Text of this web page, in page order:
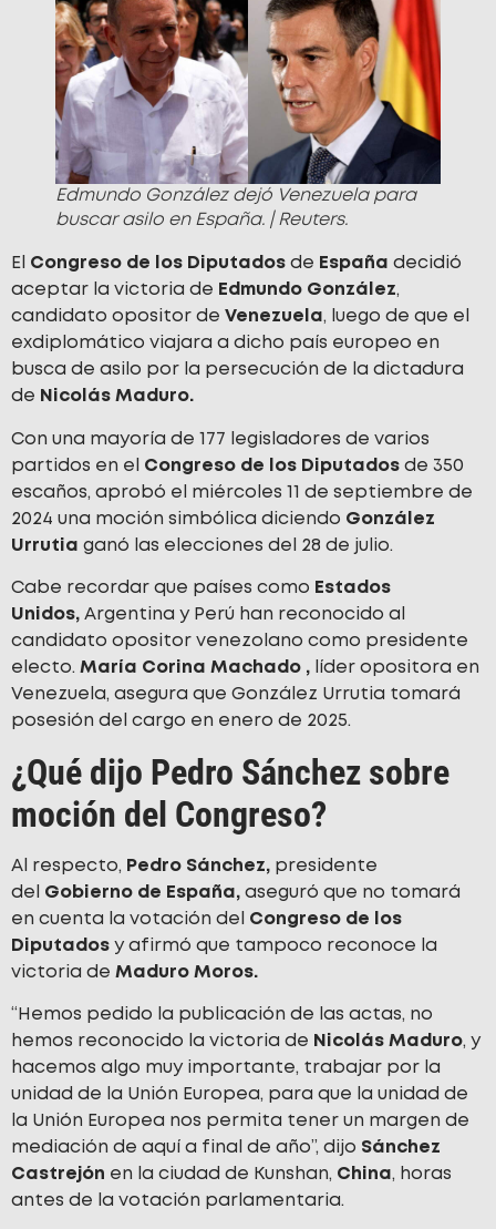
Edmundo González dejó Venezuela para
buscar asilo en España. | Reuters.
El Congreso de los Diputados de España decidió
aceptar la victoria de Edmundo González,
candidato opositor de Venezuela, luego de que el
exdiplomático viajara a dicho país europeo en
busca de asilo por la persecución de la dictadura
de Nicolás Maduro.
Con una mayoría de 177 legisladores de varios
partidos en el Congreso de los Diputados de 350
escaños, aprobó el miércoles 11 de septiembre de
2024 una moción simbólica diciendo González
Urrutia ganó las elecciones del 28 de julio.
Cabe recordar que países como Estados
Unidos, Argentina y Perú han reconocido al
candidato opositor venezolano como presidente
electo. María Corina Machado , líder opositora en
Venezuela, asegura que González Urrutia tomará
posesión del cargo en enero de 2025.
¿Qué dijo Pedro Sánchez sobre
moción del Congreso?
Al respecto, Pedro Sánchez, presidente
del Gobierno de España, aseguró que no tomará
en cuenta la votación del Congreso de los
Diputados y afirmó que tampoco reconoce la
victoria de Maduro Moros.
“Hemos pedido la publicación de las actas, no
hemos reconocido la victoria de Nicolás Maduro, y
hacemos algo muy importante, trabajar por la
unidad de la Unión Europea, para que la unidad de
la Unión Europea nos permita tener un margen de
mediación de aquí a final de año”, dijo Sánchez
Castrejón en la ciudad de Kunshan, China, horas
antes de la votación parlamentaria.